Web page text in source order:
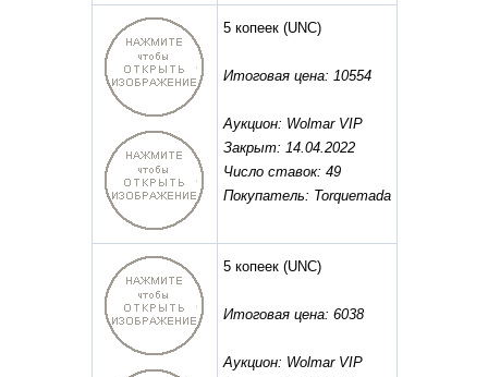
5 копеек(UNC)
Итоговая цена: 10554
Аукцион: Wolmar VIP
Закрыт: 14.04.2022
Число ставок: 49
Покупатель: Torquemada
5 копеек(UNC)
Итоговая цена: 6038
Аукцион: Wolmar VIP